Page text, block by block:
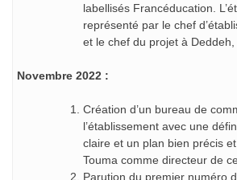
labellisés Francéducation.
représenté par le chef
et le chef du projet à Deddeh,
Novembre 2022 :
Création d’un bureau de
l’établissement avec une
claire et un plan bien précis
Touma comme directeur de
Parution du premier numéro